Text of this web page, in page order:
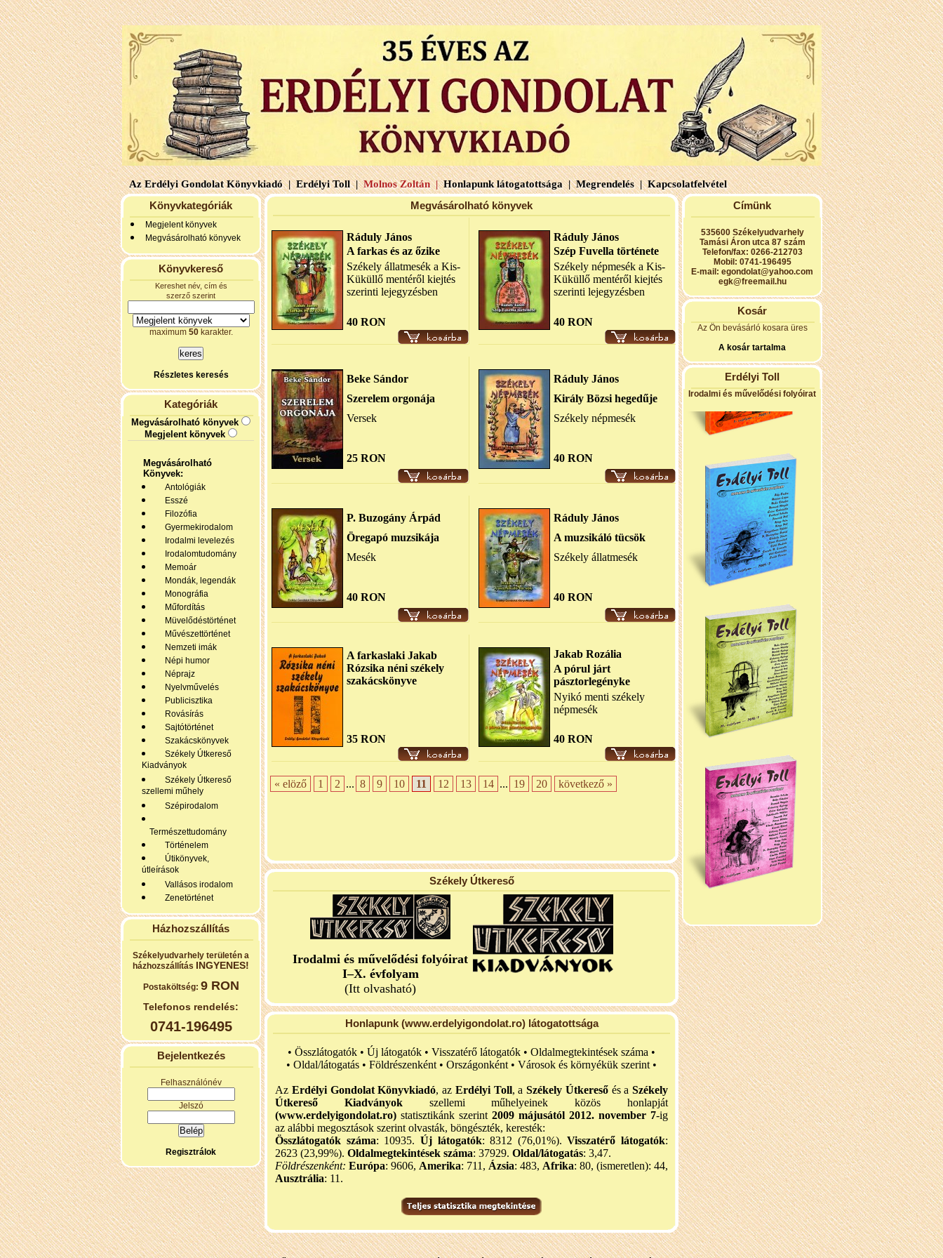
Az Erdélyi Gondolat Könyvkiadó | Erdélyi Toll | Molnos Zoltán | Honlapunk látogatottsága | Megrendelés | Kapcsolatfelvétel
Könyvkategóriák
Megjelent könyvek
Megvásárolható könyvek
Könyvkereső
Kereshet név, cím és
szerző szerint
maximum 50karakter.
Részletes keresés
Kategóriák
Megvásárolható könyvek
Megjelent könyvek
Megvásárolható
Könyvek:
Antológiák
Esszé
Filozófia
Gyermekirodalom
Irodalmi levelezés
Irodalomtudomány
Memoár
Mondák, legendák
Monográfia
Műfordítás
Müvelődéstörténet
Művészettörténet
Nemzeti imák
Népi humor
Néprajz
Nyelvművelés
Publicisztika
Rovásírás
Sajtótörténet
Szakácskönyvek
Székely Útkereső
Kiadványok
Székely Útkereső
szellemi műhely
Szépirodalom
Természettudomány
Történelem
Útikönyvek,
útleírások
Vallásos irodalom
Zenetörténet
Házhozszállítás
Székelyudvarhely területén a
házhozszállítás INGYENES!
Postaköltség: 9 RON
Telefonos rendelés:
0741-196495
Bejelentkezés
Felhasználónév
Jelszó
Regisztrálok
Megvásárolható könyvek
Ráduly János
A farkas és az őzike
Székely állatmesék a Kis-
Küküllő mentéről kiejtés
szerinti lejegyzésben
40 RON
Ráduly János
Szép Fuvella története
Székely népmesék a Kis-
Küküllő mentéről kiejtés
szerinti lejegyzésben
40 RON
Beke Sándor
Szerelem orgonája
Versek
25 RON
Ráduly János
Király Bözsi hegedűje
Székely népmesék
40 RON
P. Buzogány Árpád
Öregapó muzsikája
Mesék
40 RON
Ráduly János
A muzsikáló tücsök
Székely állatmesék
40 RON
A farkaslaki Jakab
Rózsika néni székely
szakácskönyve
35 RON
Jakab Rozália
A pórul járt
pásztorlegényke
Nyikó menti székely
népmesék
40 RON
« elöző 1 2 ... 8 9 10 11 12 13 14 ... 19 20 következő »
Székely Útkereső
Irodalmi és művelődési folyóirat
I–X. évfolyam
(Itt olvasható)
Honlapunk (www.erdelyigondolat.ro) látogatottsága
• Összlátogatók • Új látogatók • Visszatérő látogatók • Oldalmegtekintések száma •
• Oldal/látogatás • Földrészenként • Országonként • Városok és környékük szerint •
Az Erdélyi Gondolat Könyvkiadó, az Erdélyi Toll, a Székely Útkeresőés a Székely
Útkereső Kiadványokszellemi műhelyeinek közös honlapját
(www.erdelyigondolat.ro) statisztikánk szerint 2009 májusától 2012. november 7-ig
az alábbi megosztások szerint olvasták, böngészték, keresték:
Összlátogatók száma: 10935. Új látogatók: 8312 (76,01%).Visszatérő látogatók:
2623 (23,99%). Oldalmegtekintések száma: 37929. Oldal/látogatás: 3,47.
Földrészenként: Európa: 9606, Amerika: 711, Ázsia: 483, Afrika: 80, (ismeretlen): 44,
Ausztrália: 11.
Címünk
535600 Székelyudvarhely
Tamási Áron utca 87 szám
Telefon/fax: 0266-212703
Mobil: 0741-196495
E-mail: egondolat@yahoo.com
egk@freemail.hu
Kosár
Az Ön bevásárló kosara üres
A kosár tartalma
Erdélyi Toll
Irodalmi és művelődési folyóirat